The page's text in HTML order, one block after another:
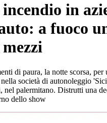
in
a fuoco
di paura, la notte scorsa, per
società di autonoleggio
palermitano. Distrutti una
dello show